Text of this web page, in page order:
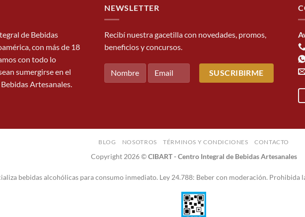
de Bebidas
con más de 18
con todo lo
sumergirse en el
Artesanales.
NEWSLETTER
Recibí nuestra gacetilla con novedades, promos,
beneficios y concursos.
BLOG NOSOTROS TÉRMINOS Y CONDICIONES CONTACTO
Copyright 2026 ©CIBART - Centro Integral de Bebidas Artesanales
bebidas alcohólicas para consumo inmediato. Ley 24.788: Beber con moderación. Prohibida